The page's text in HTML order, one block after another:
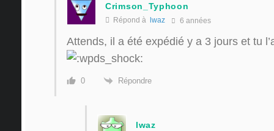
Crimson_Typhoon
Répond à lwaz 6 années
Attends, il a été expédié y a 3 jours et tu
0 Répondre
lwaz